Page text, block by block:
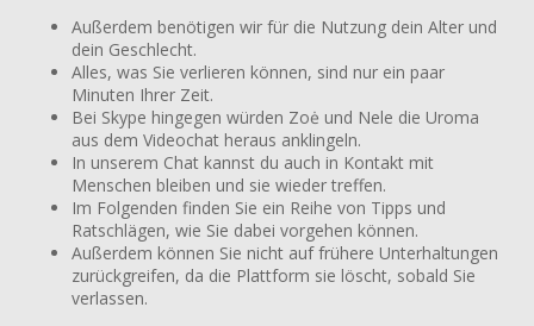
Außerdem benötigen wir für die Nutzung dein Alter und
dein Geschlecht.
Alles, was Sie verlieren können, sind nur ein paar
Minuten Ihrer Zeit.
Bei Skype hingegen würden Zoė und Nele die Uroma
aus dem Video­chat heraus anklingeln.
In unserem Chat kannst du auch in Kontakt mit
Menschen bleiben und sie wieder treffen.
Im Folgenden finden Sie ein Reihe von Tipps und
Ratschlägen, wie Sie dabei vorgehen können.
Außerdem können Sie nicht auf frühere Unterhaltungen
zurückgreifen, da die Plattform sie löscht, sobald Sie
verlassen.